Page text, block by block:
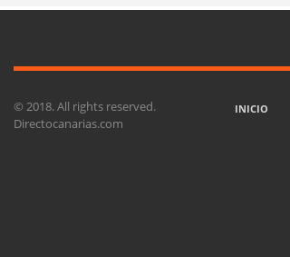
INICIO
© 2018. All rights reserved.
Directocanarias.com